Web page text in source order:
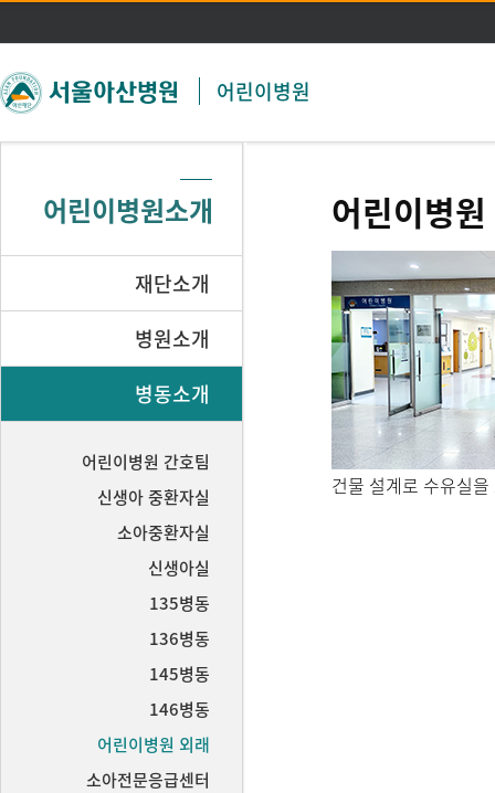
주메뉴 바로가기
본문 바로가기
어린이병원
어린이병원소개
재단소개
병원소개
병동소개
어린이병원 간호팀
신생아 중환자실
소아중환자실
신생아실
135병동
136병동
145병동
146병동
어린이병원 외래
소아전문응급센터
어린이병
건물 설계로 수유실